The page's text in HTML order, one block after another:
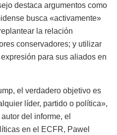
destaca argumentos como
busca «activamente»
la relación
conservadores; y utilizar
para sus aliados en
el verdadero objetivo es
líder, partido o política»,
del informe, el
en el ECFR, Pawel